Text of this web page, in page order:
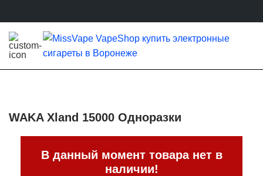
WAKA Xland 15000 Одноразки
В данный момент товара нет в
наличии!